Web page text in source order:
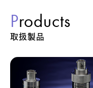
Products
取扱製品